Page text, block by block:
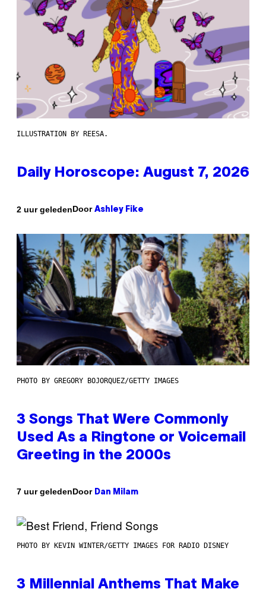
ILLUSTRATION BY REESA.
Daily Horoscope: August 7, 2026
2 uur geledenDoor Ashley Fike
PHOTO BY GREGORY BOJORQUEZ/GETTY IMAGES
3 Songs That Were Commonly
Used As a Ringtone or Voicemail
Greeting in the 2000s
7 uur geledenDoor Dan Milam
PHOTO BY KEVIN WINTER/GETTY IMAGES FOR RADIO DISNEY
3 Millennial Anthems That Make